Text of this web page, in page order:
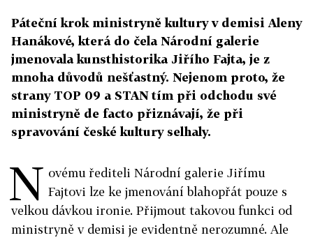
Páteční krok ministryně kultury v demisi Aleny
Hanákové, která do čela Národní galerie
jmenovala kunsthistorika Jiřího Fajta, je z
mnoha důvodů nešťastný. Nejenom proto, že
strany TOP 09 a STAN tím při odchodu své
ministryně de facto přiznávají, že při
spravování české kultury selhaly.
N ovému řediteli Národní galerie Jiřímu
Fajtovi lze ke jmenování blahopřát pouze s
velkou dávkou ironie. Přijmout takovou funkci od
ministryně v demisi je evidentně nerozumné. Ale